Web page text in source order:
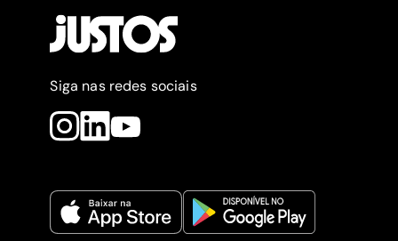
Siga nas redes sociais